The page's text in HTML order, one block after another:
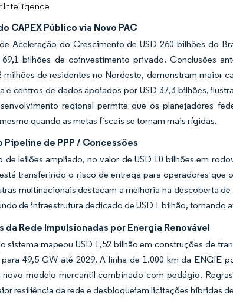
Intelligence
CAPEX Público via Novo PAC
Aceleração do Crescimento de USD 260 bilhões do
69,1 bilhões de coinvestimento privado. Conclusões
milhões de residentes no Nordeste, demonstram maior
e centros de dados apoiados por USD 37,3 bilhões,
regional permite que os planejadores
quando as metas fiscais se tornam mais rígidas.
Pipeline de PPP / Concessões
de leilões ampliado, no valor de USD 10 bilhões em
transferindo o risco de entrega para operadores que
multinacionais destacam a melhoria na descoberta
de infraestrutura dedicado de USD 1 bilhão,
da Rede Impulsionadas por Energia Renovável
sistema mapeou USD 1,52 bilhão em construções de
49,5 GW até 2029. A linha de 1.000 km da ENGIE
modelo mercantil combinado com pedágio.
resiliência da rede e desbloqueiam licitações híbridas